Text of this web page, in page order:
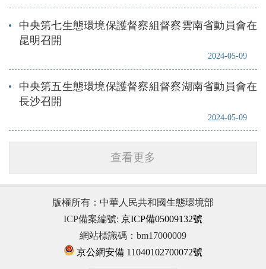
2024-05-09
中央第七生態環境保護督察組督察雲南省動員會在
昆明召開
2024-05-09
中央第五生態環境保護督察組督察湖南省動員會在
長沙召開
查看更多
版權所有：中華人民共和國生態環境部
ICP備案編號: 京ICP備05009132號
網站標識碼：bm17000009
京公網安備 11040102700072號